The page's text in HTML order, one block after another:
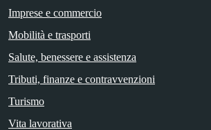
Imprese e commercio
Mobilità e trasporti
Salute, benessere e assistenza
Tributi, finanze e contravvenzioni
Turismo
Vita lavorativa